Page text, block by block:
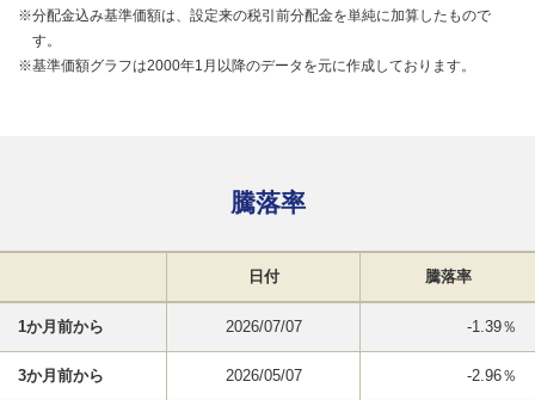
※分配金込み基準価額は、設定来の税引前分配金を単純に加算したもので
す。
※基準価額グラフは2000年1月以降のデータを元に作成しております。
騰落率
日付 騰落率
1か月前から 2026/07/07 -1.39％
3か月前から 2026/05/07 -2.96％